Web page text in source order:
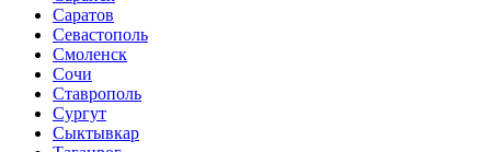
Саратов
Севастополь
Смоленск
Сочи
Ставрополь
Сургут
Сыктывкар